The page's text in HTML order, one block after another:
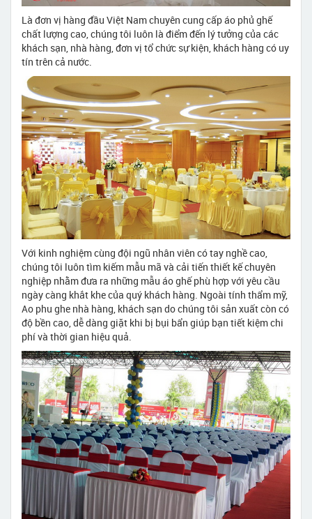
Là đơn vị hàng đầu Việt Nam chuyên cung cấp áo phủ ghế
chất lượng cao, chúng tôi luôn là điểm đến lý tưởng của các
khách sạn, nhà hàng, đơn vị tổ chức sự kiện, khách hàng có uy
tín trên cả nước.
Với kinh nghiệm cùng đội ngũ nhân viên có tay nghề cao,
chúng tôi luôn tìm kiếm mẫu mã và cải tiến thiết kế chuyên
nghiệp nhằm đưa ra những mẫu áo ghế phù hợp với yêu cầu
ngày càng khắt khe của quý khách hàng. Ngoài tính thẩm mỹ,
Ao phu ghe nhà hàng, khách sạn do chúng tôi sản xuất còn có
độ bền cao, dễ dàng giặt khi bị bụi bẩn giúp bạn tiết kiệm chi
phí và thời gian hiệu quả.